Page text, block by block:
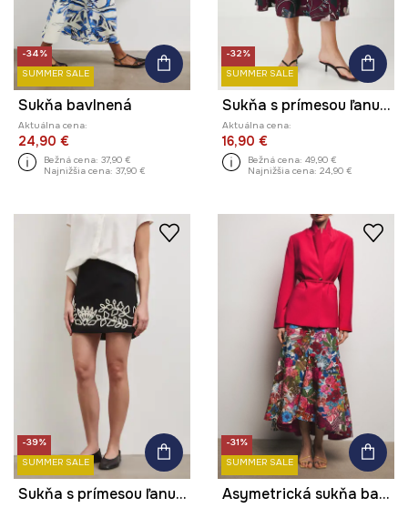
-34%
SUMMER SALE
Sukňa bavlnená
Aktuálna cena:
24,90 €
Bežná cena: 37,90 €
Najnižšia cena: 37,90 €
-32%
SUMMER SALE
Sukňa s prímesou ľanu maxi vzorovaná
Aktuálna cena:
16,90 €
Bežná cena: 49,90 €
Najnižšia cena: 24,90 €
-39%
SUMMER SALE
Sukňa s prímesou ľanu mini s aplikáciou
-31%
SUMMER SALE
Asymetrická sukňa bavlnená z kolekcie Ilona Tambor x Medicine